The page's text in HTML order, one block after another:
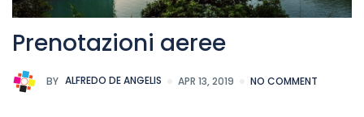
Prenotazioni aeree
BY ALFREDO DE ANGELIS APR 13, 2019 NO COMMENT